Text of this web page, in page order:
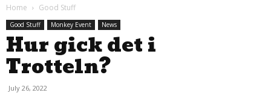
Home Good Stuff
Good Stuff Monkey Event News
Hur gick det i
Trotteln?
July 26, 2022